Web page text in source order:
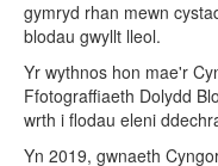
gymryd rhan mewn
blodau gwyllt lleol.
Yr wythnos hon mae'r
Ffotograffiaeth Dolydd
wrth i flodau eleni
Yn 2019, gwnaeth